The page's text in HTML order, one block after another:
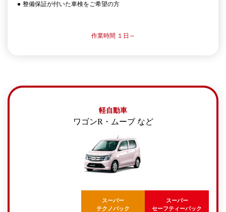
整備保証が付いた車検をご希望の方
作業時間 １日～
軽自動車
ワゴンR・ムーブ など
スーパー
テクノパック
スーパー
セーフティーパック